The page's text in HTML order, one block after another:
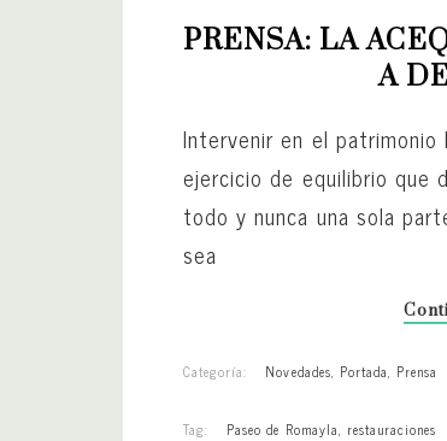
PRENSA: LA
A
Intervenir en el
ejercicio de equilibrio que
todo y nunca una sola
sea
Categoría: Novedades, Portada, Prensa
Tag: Paseo de Romayla, restauraciones